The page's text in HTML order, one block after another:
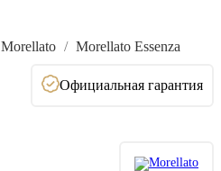
Morellato Morellato Essenza
Официальная гарантия